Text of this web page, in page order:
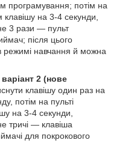
потім на
клавішу на 3-4 секунди,
3 рази — пульт
після цього
навчання й можна
2 (нове
клавішу один раз на
потім на пульті
на 3-4 секунди,
тричі — клавіша
для покрокового